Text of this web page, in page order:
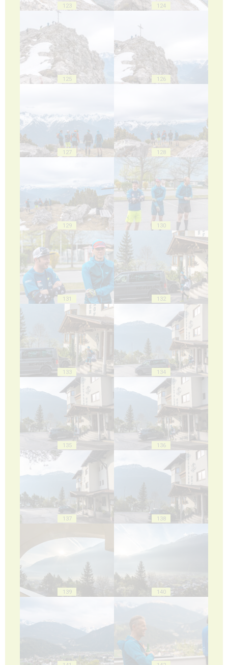
123 124
125 126
127 128
129 130
131 132
133 134
135 136
137 138
139 140